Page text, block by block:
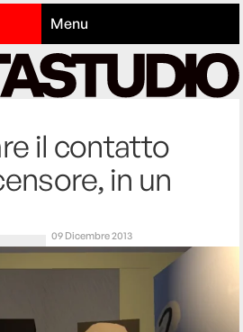
Menu
il contatto
in un
09 Dicembre 2013